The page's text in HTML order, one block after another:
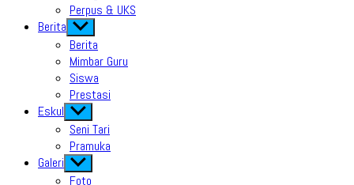
Perpus & UKS
Berita Show
sub
menu
Berita
Mimbar Guru
Siswa
Prestasi
Eskul Show
sub
menu
Seni Tari
Pramuka
Galeri Show
sub
Foto